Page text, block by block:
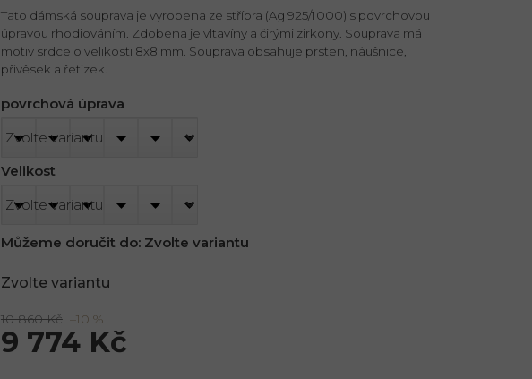
10 860 Kč –10 %
9 774 Kč
Zvolte variantu
povrchová úprava
Velikost
Můžeme doručit do: Zvolte variantu
Tato dámská souprava je vyrobena ze stříbra (Ag 925/1000) s povrchovou
úpravou rhodiováním. Zdobena je vltavíny a čirými zirkony. Souprava má
motiv srdce o velikosti 8x8 mm. Souprava obsahuje prsten, náušnice,
přívěsek a řetízek.